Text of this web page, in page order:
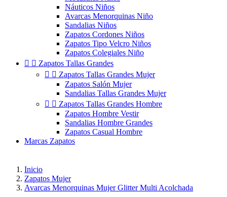
Náuticos Niños
Avarcas Menorquinas Niño
Sandalias Niños
Zapatos Cordones Niños
Zapatos Tipo Velcro Niños
Zapatos Colegiales Niño
  Zapatos Tallas Grandes
  Zapatos Tallas Grandes Mujer
Zapatos Salón Mujer
Sandalias Tallas Grandes Mujer
  Zapatos Tallas Grandes Hombre
Zapatos Hombre Vestir
Sandalias Hombre Grandes
Zapatos Casual Hombre
Marcas Zapatos
Inicio
Zapatos Mujer
Avarcas Menorquinas Mujer Glitter Multi Acolchada